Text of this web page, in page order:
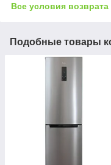
Все условия возврата
Подобные товары